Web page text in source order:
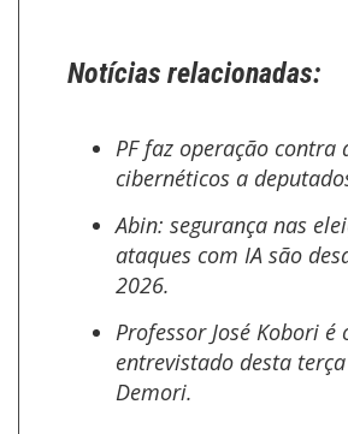
Notícias relacionadas:
PF faz operação contra
cibernéticos a
Abin: segurança nas
ataques com IA são
2026.
Professor José Kobori é
entrevistado desta
Demori.